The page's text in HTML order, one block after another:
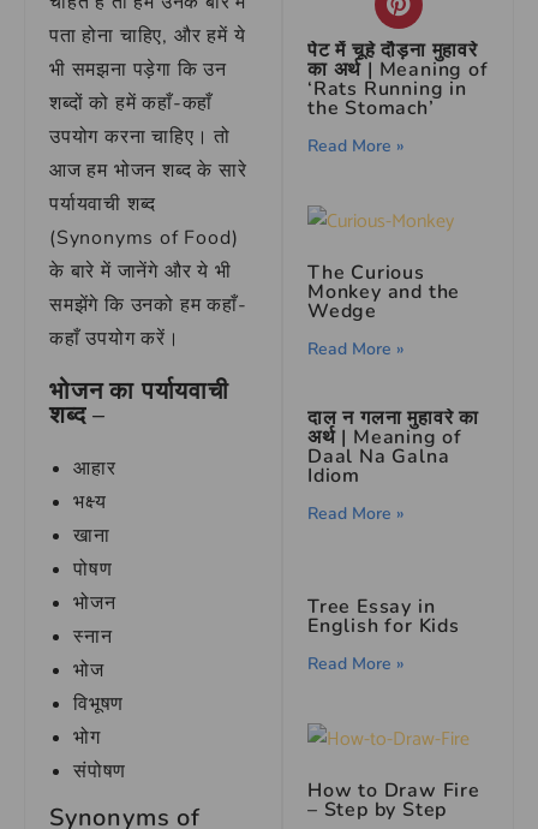
पता होना चाहिए, और हमें ये
भी समझना पड़ेगा कि उन
शब्दों को हमें कहाँ-कहाँ
उपयोग करना चाहिए। तो
आज हम भोजन शब्द के सारे
पर्यायवाची शब्द
(Synonyms of Food)
के बारे में जानेंगे और ये भी
समझेंगे कि उनको हम कहाँ-
कहाँ उपयोग करें।
भोजन का पर्यायवाची
शब्द –
आहार
भक्ष्य
खाना
पोषण
भोजन
स्नान
भोज
विभूषण
भोग
संपोषण
Synonyms of
पेट में चूहे दौड़ना मुहावरे
का अर्थ | Meaning of
‘Rats Running in
the Stomach’
Read More »
The Curious
Monkey and the
Wedge
Read More »
दाल न गलना मुहावरे का
अर्थ | Meaning of
Daal Na Galna
Idiom
Read More »
Tree Essay in
English for Kids
Read More »
How to Draw Fire
– Step by Step